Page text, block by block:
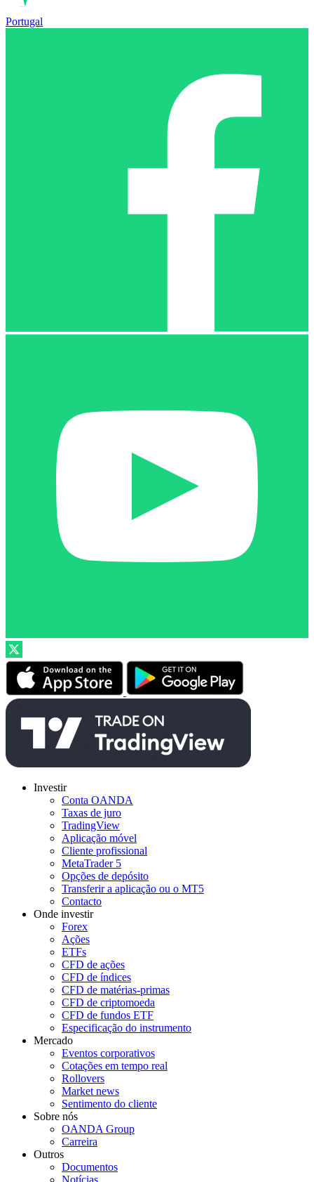
Portugal
Investir
Conta OANDA
Taxas de juro
TradingView
Aplicação móvel
Cliente profissional
MetaTrader 5
Opções de depósito
Transferir a aplicação ou o MT5
Contacto
Onde investir
Forex
Ações
ETFs
CFD de ações
CFD de índices
CFD de matérias-primas
CFD de criptomoeda
CFD de fundos ETF
Especificação do instrumento
Mercado
Eventos corporativos
Cotações em tempo real
Rollovers
Market news
Sentimento do cliente
Sobre nós
OANDA Group
Carreira
Outros
Documentos
Notícias